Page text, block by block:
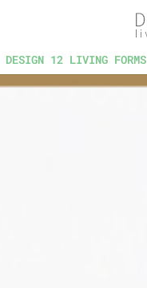
DESIGN 12 LIVING FORMS